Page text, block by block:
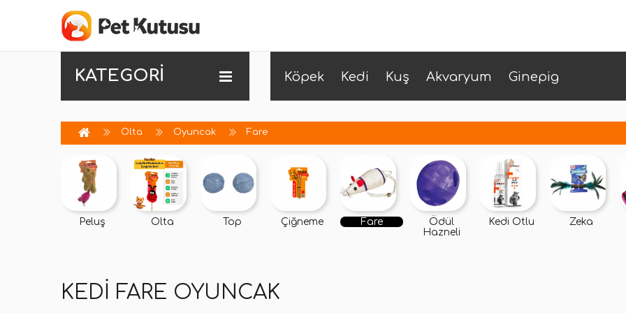
KATEGORİ Köpek Kedi Kuş Akvaryum Ginepig
Olta Oyuncak Fare
Peluş Olta Top Çiğneme Fare
Ödül
Hazneli
Kedi Otlu Zeka
KEDI FARE OYUNCAK